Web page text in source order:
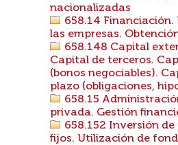
nacionalizadas
658.14 Financiación.
las empresas.
658.148 Capital
Capital de terceros.
(bonos negociables).
plazo (obligaciones,
658.15
privada. Gestión
658.152 Inversión
fijos. Utilización de